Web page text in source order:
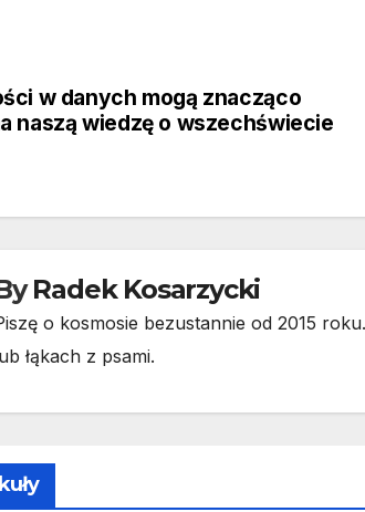
w danych mogą znacząco
naszą wiedzę o wszechświecie
Radek Kosarzycki
o kosmosie bezustannie od 2015
łąkach z psami.